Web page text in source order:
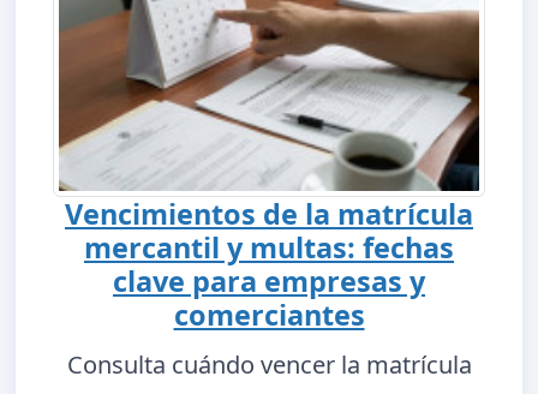
Vencimientos de la matrícula
mercantil y multas: fechas
clave para empresas y
comerciantes
Consulta cuándo vencer la matrícula